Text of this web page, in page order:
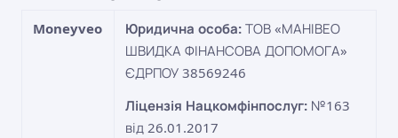
Moneyveo Юридична особа: ТОВ «МАНІВЕО
ШВИДКА ФІНАНСОВА ДОПОМОГА»
ЄДРПОУ 38569246
Ліцензія Нацкомфінпослуг: №163
від 26.01.2017